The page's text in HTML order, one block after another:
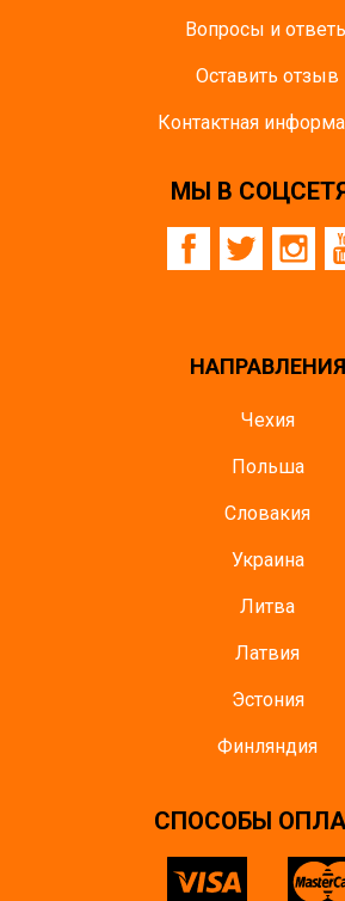
Вопросы и
Оставить отзыв
Контактная
МЫ В
НАПРАВЛЕНИЯ
Чехия
Польша
Словакия
Украина
Литва
Латвия
Эстония
Финляндия
CПОСОБЫ